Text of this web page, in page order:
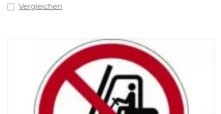
Vergleichen